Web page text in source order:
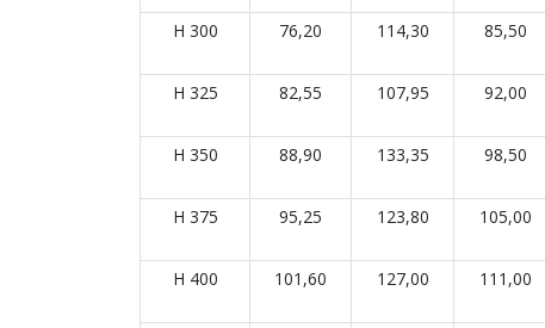
H 300 76,20 114,30 85,50
H 325 82,55 107,95 92,00
H 350 88,90 133,35 98,50
H 375 95,25 123,80 105,00
H 400 101,60 127,00 111,00